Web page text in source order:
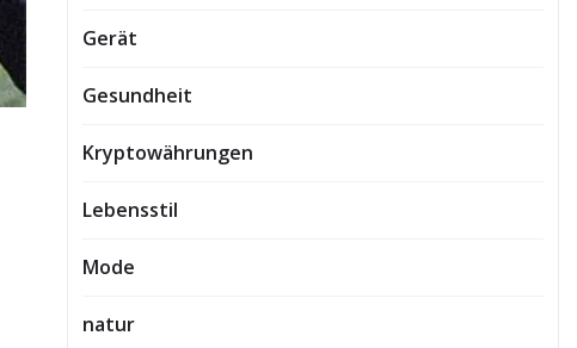
Gerät
Gesundheit
Kryptowährungen
Lebensstil
Mode
natur